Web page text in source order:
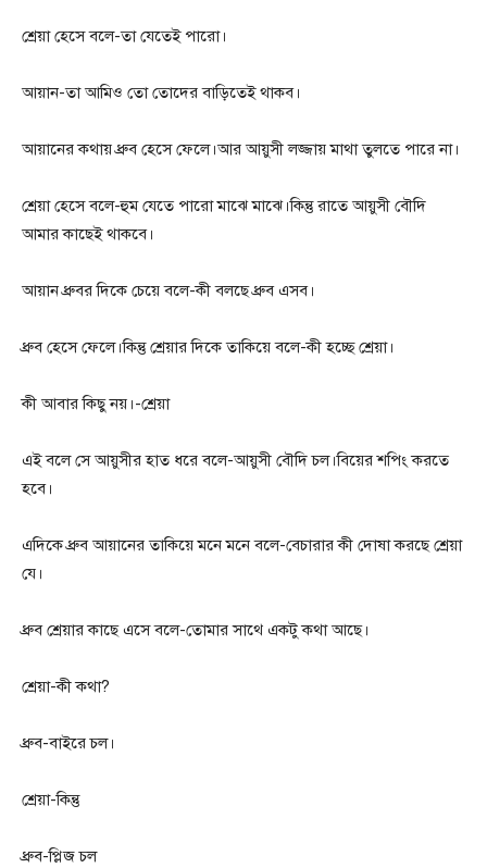
শ্রেয়া হেসে বলে-তা যেতেই পারো।
আয়ান-তা আমিও তো তোদের বাড়িতেই থাকব।
আয়ানের কথায় ধ্রুব হেসে ফেলে।আর আয়ুসী লজ্জায় মাথা তুলতে পারে না।
শ্রেয়া হেসে বলে-হুম যেতে পারো মাঝে মাঝে।কিন্তু রাতে আয়ুসী বৌদি
আমার কাছেই থাকবে।
আয়ান ধ্রুবর দিকে চেয়ে বলে-কী বলছে ধ্রুব এসব।
ধ্রুব হেসে ফেলে।কিন্তু শ্রেয়ার দিকে তাকিয়ে বলে-কী হচ্ছে শ্রেয়া।
কী আবার কিছু নয়।-শ্রেয়া
এই বলে সে আয়ুসীর হাত ধরে বলে-আয়ুসী বৌদি চল।বিয়ের শপিং করতে
হবে।
এদিকে ধ্রুব আয়ানের তাকিয়ে মনে মনে বলে-বেচারার কী দোষা করছে শ্রেয়া
যে।
ধ্রুব শ্রেয়ার কাছে এসে বলে-তোমার সাথে একটু কথা আছে।
শ্রেয়া-কী কথা?
ধ্রুব-বাইরে চল।
শ্রেয়া-কিন্তু
ধ্রুব-প্লিজ চল